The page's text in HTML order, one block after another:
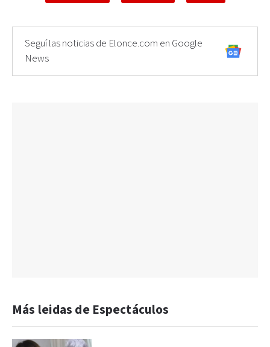
Seguí las noticias de Elonce.com en Google
News
Más leidas de Espectáculos